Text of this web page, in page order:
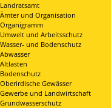
Landratsamt
Ämter und Organisation
Organigramm
Umwelt und Arbeitsschutz
Wasser- und Bodenschutz
Abwasser
Altlasten
Bodenschutz
Oberirdische Gewässer
Gewerbe und Landwirtschaft
Grundwasserschutz